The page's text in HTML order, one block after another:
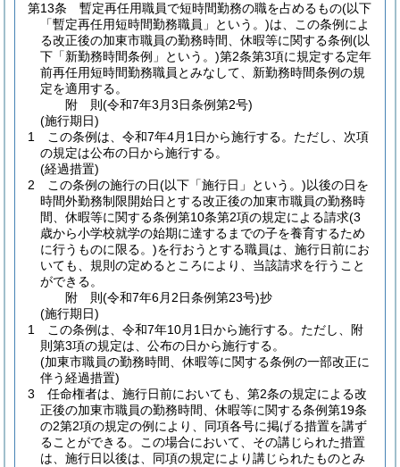
第13条
暫定再任用職員で短時間勤務の職を占めるもの(以下
「暫定再任用短時間勤務職員」という。)は、この条例によ
る改正後の加東市職員の勤務時間、休暇等に関する条例(以
下「新勤務時間条例」という。)第2条第3項に規定する定年
前再任用短時間勤務職員とみなして、新勤務時間条例の規
定を適用する。
附 則(令和7年3月3日条例第2号)
(施行期日)
1
この条例は、令和7年4月1日から施行する。 ただし、次項
の規定は公布の日から施行する。
(経過措置)
2
この条例の施行の日(以下「施行日」という。)以後の日を
時間外勤務制限開始日とする改正後の加東市職員の勤務時
間、休暇等に関する条例第10条第2項の規定による請求(3
歳から小学校就学の始期に達するまでの子を養育するため
に行うものに限る。)を行おうとする職員は、施行日前にお
いても、規則の定めるところにより、当該請求を行うこと
ができる。
附 則(令和7年6月2日条例第23号)抄
(施行期日)
1
この条例は、令和7年10月1日から施行する。 ただし、附
則第3項の規定は、公布の日から施行する。
(加東市職員の勤務時間、休暇等に関する条例の一部改正に
伴う経過措置)
3
任命権者は、施行日前においても、第2条の規定による改
正後の加東市職員の勤務時間、休暇等に関する条例第19条
の2第2項の規定の例により、同項各号に掲げる措置を講ず
ることができる。
この場合において、その講じられた措置
は、施行日以後は、同項の規定により講じられたものとみ